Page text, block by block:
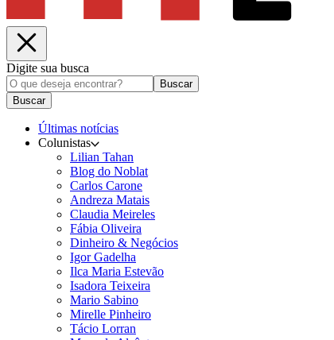
Digite sua busca
Buscar
Buscar
Últimas notícias
Colunistas
Lilian Tahan
Blog do Noblat
Carlos Carone
Andreza Matais
Claudia Meireles
Fábia Oliveira
Dinheiro & Negócios
Igor Gadelha
Ilca Maria Estevão
Isadora Teixeira
Mario Sabino
Mirelle Pinheiro
Tácio Lorran